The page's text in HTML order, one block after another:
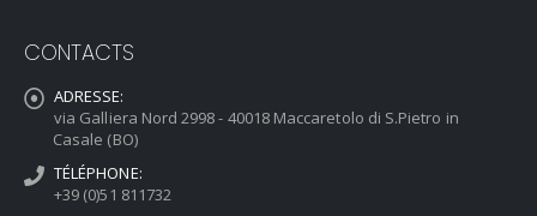
CONTACTS
ADRESSE:
via Galliera Nord 2998 - 40018 Maccaretolo di S.Pietro in
Casale (BO)
TÉLÉPHONE:
+39 (0)51 811732